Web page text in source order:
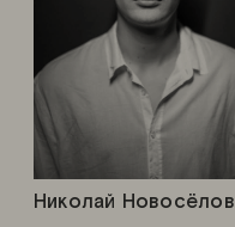
Николай Новосёлов